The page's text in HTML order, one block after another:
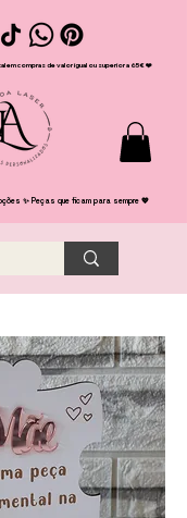
em compras de valor igual ou superior a 65€ ❤️
✨ Peças que ficam para sempre 💖